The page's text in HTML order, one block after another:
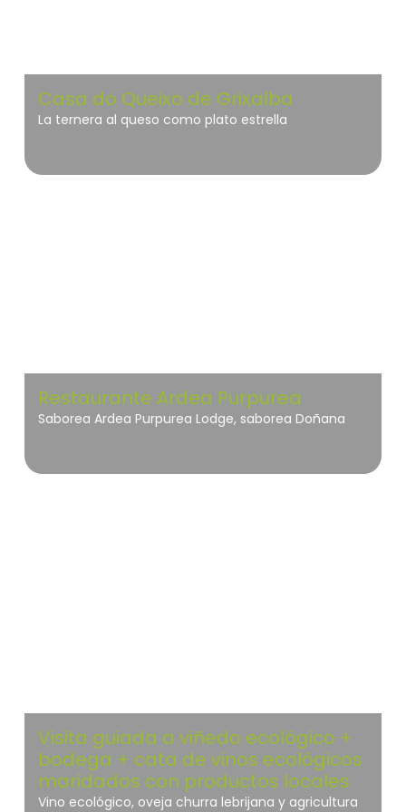
Casa do Queixo de Grixalba
La ternera al queso como plato estrella
Restaurante Ardea Purpurea
Saborea Ardea Purpurea Lodge, saborea Doñana
Visita guiada a viñedo ecológico +
bodega + cata de vinos ecológicos
maridados con productos locales
Vino ecológico, oveja churra lebrijana y agricultura